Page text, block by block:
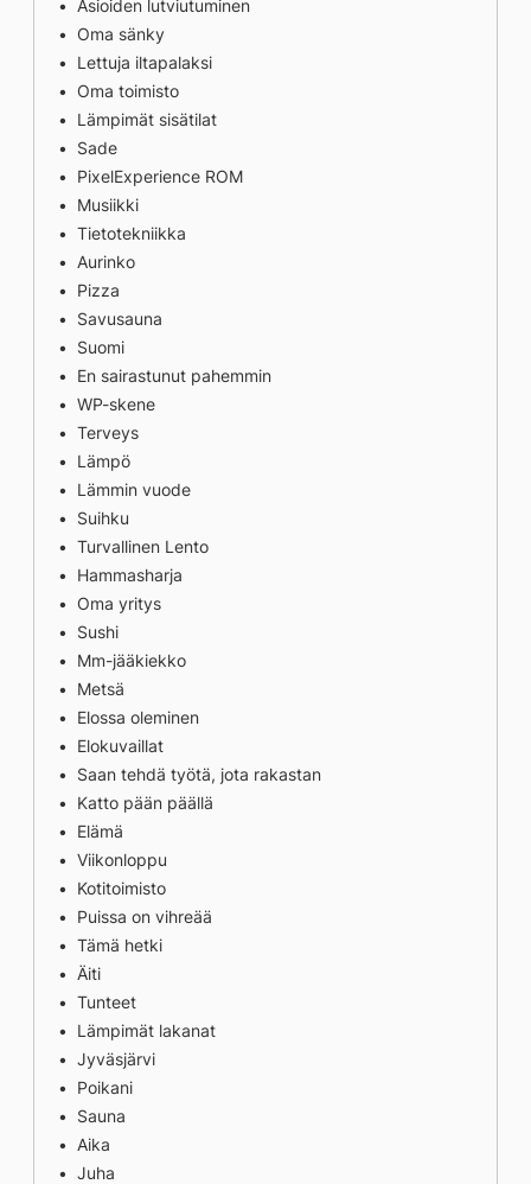
Asioiden lutviutuminen
Oma sänky
Lettuja iltapalaksi
Oma toimisto
Lämpimät sisätilat
Sade
PixelExperience ROM
Musiikki
Tietotekniikka
Aurinko
Pizza
Savusauna
Suomi
En sairastunut pahemmin
WP-skene
Terveys
Lämpö
Lämmin vuode
Suihku
Turvallinen Lento
Hammasharja
Oma yritys
Sushi
Mm-jääkiekko
Metsä
Elossa oleminen
Elokuvaillat
Saan tehdä työtä, jota rakastan
Katto pään päällä
Elämä
Viikonloppu
Kotitoimisto
Puissa on vihreää
Tämä hetki
Äiti
Tunteet
Lämpimät lakanat
Jyväsjärvi
Poikani
Sauna
Aika
Juha